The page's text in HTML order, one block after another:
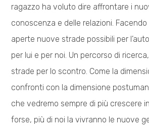
ragazzo ha voluto dire affrontare i
conoscenza e delle relazioni.
aperte nuove strade possibili per
per lui e per noi. Un percorso di
strade per lo scontro. Come la
confronti con la dimensione
che vedremo sempre di più crescere
forse, più di noi la vivranno le nuove